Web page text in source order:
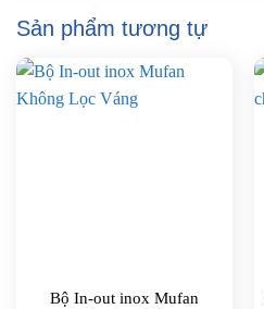
Sản phẩm tương tự
Bộ In-out inox Mufan